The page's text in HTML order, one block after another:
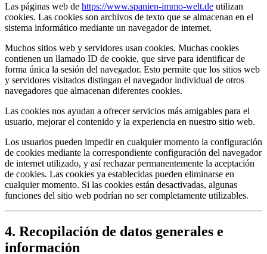
Las páginas web de https://www.spanien-immo-welt.de utilizan
cookies. Las cookies son archivos de texto que se almacenan en el
sistema informático mediante un navegador de internet.
Muchos sitios web y servidores usan cookies. Muchas cookies
contienen un llamado ID de cookie, que sirve para identificar de
forma única la sesión del navegador. Esto permite que los sitios web
y servidores visitados distingan el navegador individual de otros
navegadores que almacenan diferentes cookies.
Las cookies nos ayudan a ofrecer servicios más amigables para el
usuario, mejorar el contenido y la experiencia en nuestro sitio web.
Los usuarios pueden impedir en cualquier momento la configuración
de cookies mediante la correspondiente configuración del navegador
de internet utilizado, y así rechazar permanentemente la aceptación
de cookies. Las cookies ya establecidas pueden eliminarse en
cualquier momento. Si las cookies están desactivadas, algunas
funciones del sitio web podrían no ser completamente utilizables.
4. Recopilación de datos generales e
información